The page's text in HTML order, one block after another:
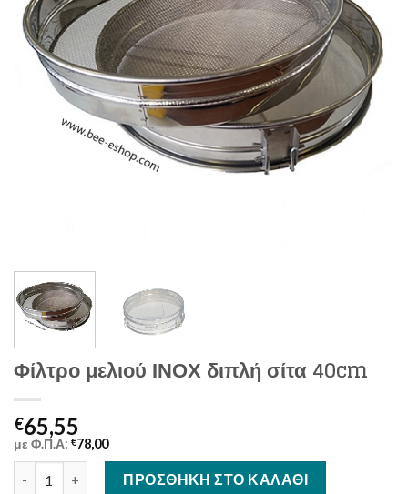
Φίλτρο μελιού ΙΝΟΧ διπλή σίτα 40cm
€65,55
με Φ.Π.Α: €78,00
Φίλτρο μελιού ΙΝΟΧ διπλή σίτα 40cm ποσότητα
ΠΡΟΣΘΉΚΗ ΣΤΟ ΚΑΛΆΘΙ